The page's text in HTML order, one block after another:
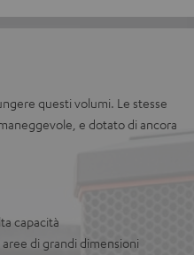
questi volumi. Le stesse
e dotato di ancora
capacità
di grandi dimensioni